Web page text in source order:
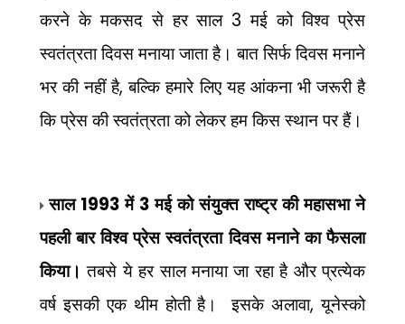
करने के मकसद से हर साल 3 मई को विश्व प्रेस
स्वतंत्रता दिवस मनाया जाता है। बात सिर्फ दिवस मनाने
भर की नहीं है,बल्कि हमारे लिए यह आंकना भी जरूरी है
कि प्रेस की स्वतंत्रता को लेकर हम किस स्थान पर हैं।
साल 1993में 3मई को संयुक्त राष्ट्र की महासभा ने
पहली बार विश्व प्रेस स्वतंत्रता दिवस मनाने का फैसला
किया।तबसे ये हर साल मनाया जा रहा है और प्रत्येक
वर्ष इसकी एक थीम होती है।
इसके अलावा,यूनेस्को